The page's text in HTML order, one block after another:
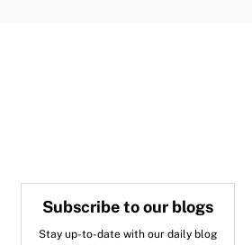
Subscribe to our blogs
Stay up-to-date with our daily blog